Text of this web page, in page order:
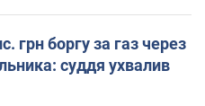
грн боргу за газ через
суддя ухвалив